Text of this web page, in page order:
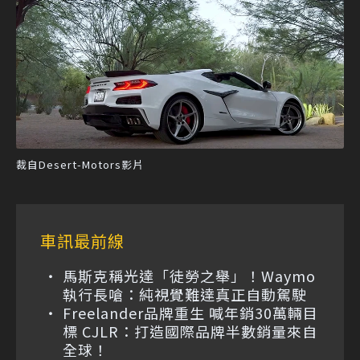
裁自Desert-Motors影片
車訊最前線
馬斯克稱光達「徒勞之舉」！Waymo
執行長嗆：純視覺難達真正自動駕駛
Freelander品牌重生 喊年銷30萬輛目
標 CJLR：打造國際品牌半數銷量來自
全球！